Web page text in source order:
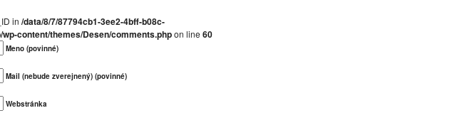
in /data/8/7/87794cb1-3ee2-4bff-b08c-
content/themes/Desen/comments.phpon line 60
Meno (povinné)
Mail (nebude zverejnený) (povinné)
Webstránka